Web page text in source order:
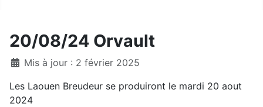
20/08/24 Orvault
Mis à jour : 2 février 2025
Les Laouen Breudeur se produiront le mardi 20 aout
2024